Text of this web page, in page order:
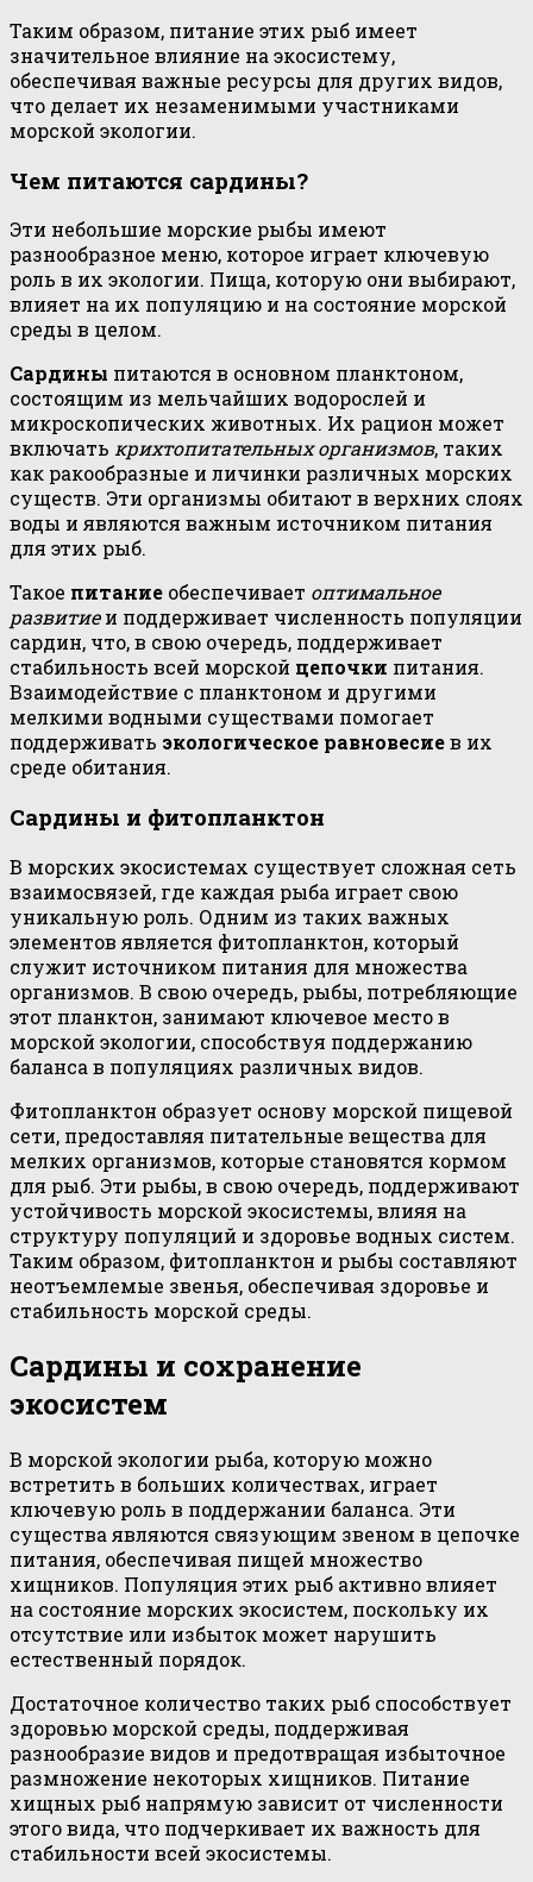
Таким образом, питание этих рыб имеет
значительное влияние на экосистему,
обеспечивая важные ресурсы для других видов,
что делает их незаменимыми участниками
морской экологии.
Чем питаются сардины?
Эти небольшие морские рыбы имеют
разнообразное меню, которое играет ключевую
роль в их экологии. Пища, которую они выбирают,
влияет на их популяцию и на состояние морской
среды в целом.
Сардины питаются в основном планктоном,
состоящим из мельчайших водорослей и
микроскопических животных. Их рацион может
включать крихтопитательных организмов, таких
как ракообразные и личинки различных морских
существ. Эти организмы обитают в верхних слоях
воды и являются важным источником питания
для этих рыб.
Такое питание обеспечивает оптимальное
развитиеи поддерживает численность популяции
сардин, что, в свою очередь, поддерживает
стабильность всей морской цепочки питания.
Взаимодействие с планктоном и другими
мелкими водными существами помогает
поддерживать экологическое равновесиев их
среде обитания.
Сардины и фитопланктон
В морских экосистемах существует сложная сеть
взаимосвязей, где каждая рыба играет свою
уникальную роль. Одним из таких важных
элементов является фитопланктон, который
служит источником питания для множества
организмов. В свою очередь, рыбы, потребляющие
этот планктон, занимают ключевое место в
морской экологии, способствуя поддержанию
баланса в популяциях различных видов.
Фитопланктон образует основу морской пищевой
сети, предоставляя питательные вещества для
мелких организмов, которые становятся кормом
для рыб. Эти рыбы, в свою очередь, поддерживают
устойчивость морской экосистемы, влияя на
структуру популяций и здоровье водных систем.
Таким образом, фитопланктон и рыбы составляют
неотъемлемые звенья, обеспечивая здоровье и
стабильность морской среды.
Сардины и сохранение
экосистем
В морской экологии рыба, которую можно
встретить в больших количествах, играет
ключевую роль в поддержании баланса. Эти
существа являются связующим звеном в цепочке
питания, обеспечивая пищей множество
хищников. Популяция этих рыб активно влияет
на состояние морских экосистем, поскольку их
отсутствие или избыток может нарушить
естественный порядок.
Достаточное количество таких рыб способствует
здоровью морской среды, поддерживая
разнообразие видов и предотвращая избыточное
размножение некоторых хищников. Питание
хищных рыб напрямую зависит от численности
этого вида, что подчеркивает их важность для
стабильности всей экосистемы.